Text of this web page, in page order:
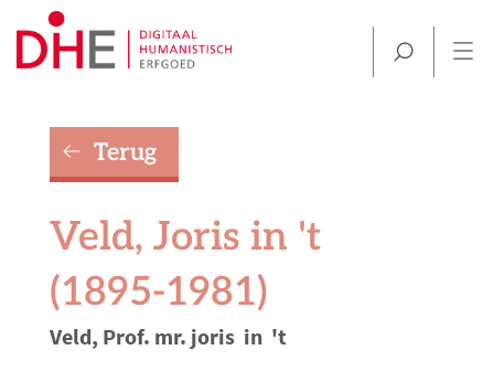
Terug
Veld, Joris in 't
(1895-1981)
Veld, Prof. mr. joris in 't